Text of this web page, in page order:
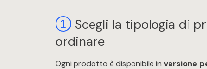
Scegli la tipologia di
ordinare
Ogni prodotto è disponibile in versione